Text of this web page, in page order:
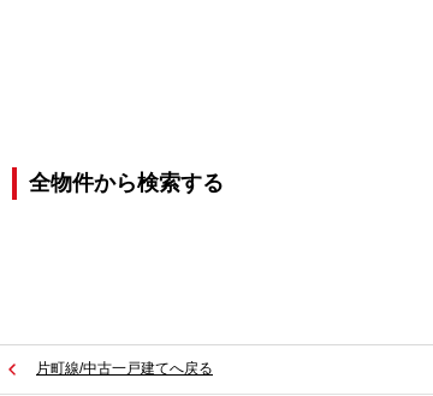
全物件から検索する
片町線/中古一戸建てへ戻る